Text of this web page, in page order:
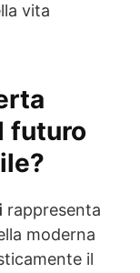
vita
futuro
rappresenta
moderna
il